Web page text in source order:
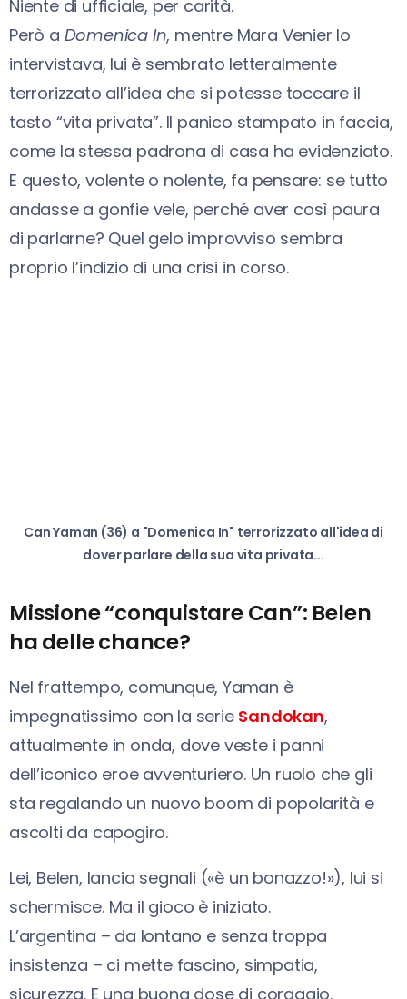
Niente di ufficiale, per carità.
Però a Domenica In, mentre Mara Venier lo
intervistava, lui è sembrato letteralmente
terrorizzato all’idea che si potesse toccare il
tasto “vita privata”. Il panico stampato in faccia,
come la stessa padrona di casa ha evidenziato.
E questo, volente o nolente, fa pensare: se tutto
andasse a gonfie vele, perché aver così paura
di parlarne? Quel gelo improvviso sembra
proprio l’indizio di una crisi in corso.
Can Yaman (36) a "Domenica In" terrorizzato all'idea di
dover parlare della sua vita privata...
Missione “conquistare Can”: Belen
ha delle chance?
Nel frattempo, comunque, Yaman è
impegnatissimo con la serie Sandokan,
attualmente in onda, dove veste i panni
dell’iconico eroe avventuriero. Un ruolo che gli
sta regalando un nuovo boom di popolarità e
ascolti da capogiro.
Lei, Belen, lancia segnali («è un bonazzo!»), lui si
schermisce. Ma il gioco è iniziato.
L’argentina – da lontano e senza troppa
insistenza – ci mette fascino, simpatia,
sicurezza. E una buona dose di coraggio.